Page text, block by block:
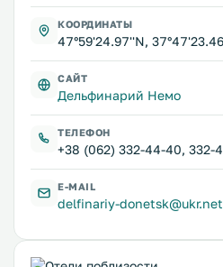
КООРДИНАТЫ
47°59'24.97''N,
САЙТ
Дельфинарий Немо
ТЕЛЕФОН
+38 (062) 332-44-40, 332-
E-MAIL
delfinariy-donetsk@ukr.net